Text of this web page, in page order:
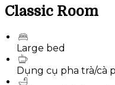
Classic Room
Large bed
Dụng cụ pha trà/cà